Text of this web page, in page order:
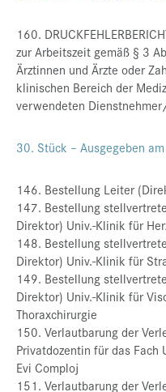
160.
zur Arbeitszeit gemäß § 3
Ärztinnen und Ärzte oder
klinischen Bereich der
verwendeten
30. Stück – Ausgegeben
146. Bestellung Leiter
147. Bestellung
Direktor) Univ.-Klinik für
148. Bestellung
Direktor) Univ.-Klinik für
149. Bestellung
Direktor) Univ.-Klinik für
Thoraxchirurgie
150. Verlautbarung der
Privatdozentin für das Fach
Evi Comploj
151. Verlautbarung der